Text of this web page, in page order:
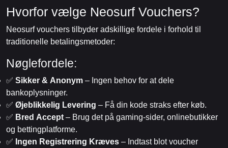
Hvorfor vælge Neosurf Vouchers?
Neosurf vouchers tilbyder adskillige fordele i forhold til
traditionelle betalingsmetoder:
Nøglefordele:
✅ Sikker & Anonym – Ingen behov for at dele
bankoplysninger.
✅ Øjeblikkelig Levering – Få din kode straks efter køb.
✅ Bred Accept – Brug det på gaming-sider, onlinebutikker
og bettingplatforme.
✅ Ingen Registrering Kræves – Indtast blot voucher